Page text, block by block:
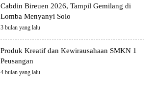
Cabdin Bireuen 2026, Tampil Gemilang di
Lomba Menyanyi Solo
3 bulan yang lalu
Produk Kreatif dan Kewirausahaan SMKN 1
Peusangan
4 bulan yang lalu